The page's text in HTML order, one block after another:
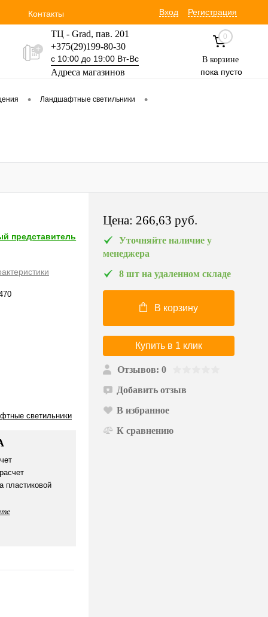
Контакты Вход Регистрация
ТЦ - Grad, пав. 201
+375(29)199-80-30
с 10:00 до 19:00 Вт-Вс
Адреса магазинов
+375(29)354-30-60
0
В корзине
пока пусто
• Ландшафтные светильники •
представитель
светильники
пластиковой
Цена: 266,63 pуб.
Уточняйте наличие у
менеджера
8 шт на удаленном складе
В корзину
Купить в 1 клик
Отзывов: 0
Добавить отзыв
В избранное
К сравнению